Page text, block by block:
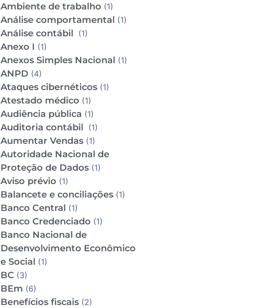
Ambiente de trabalho (1)
Análise comportamental (1)
Análise contábil (1)
Anexo I (1)
Anexos Simples Nacional (1)
ANPD (4)
Ataques cibernéticos(1)
Atestado médico (1)
Audiência pública (1)
Auditoria contábil (1)
Aumentar Vendas(1)
Autoridade Nacional de
Proteção de Dados(1)
Aviso prévio (1)
Balancete e conciliações(1)
Banco Central (1)
Banco Credenciado (1)
Banco Nacional de
Desenvolvimento Econômico
e Social (1)
BC(3)
BEm (6)
Benefícios fiscais(2)